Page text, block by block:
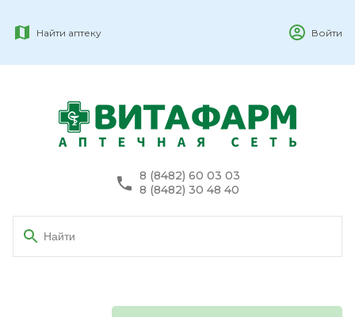
Найти аптеку Войти
8 (8482) 60 03 03
8 (8482) 30 48 40